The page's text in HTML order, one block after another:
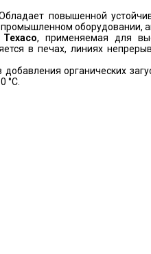
повышенной
оборудовании,
Texaco, применяемая для
в печах, линиях
органических
°C.